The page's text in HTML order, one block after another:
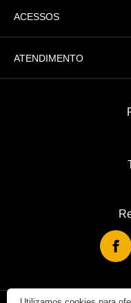
ACESSOS
ATENDIMENTO